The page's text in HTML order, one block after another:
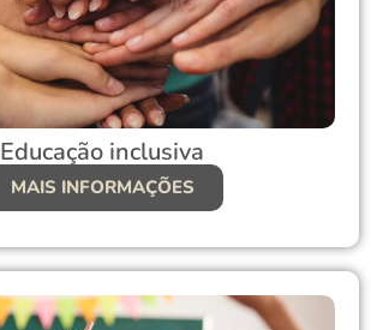
Educação inclusiva
MAIS INFORMAÇÕES